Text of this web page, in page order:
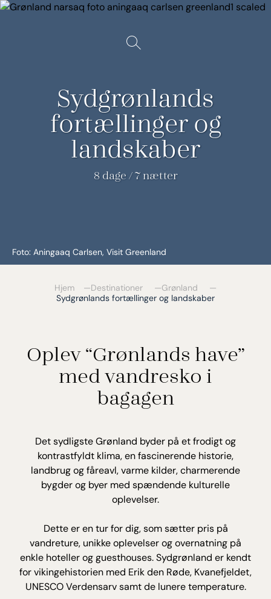
Vis/Skjul
søgning
Foto: Aningaaq Carlsen, Visit Greenland
Sydgrønlands
fortællinger og
landskaber
8 dage / 7 nætter
Hjem Destinationer
Grønland
Sydgrønlands fortællinger og landskaber
Oplev “Grønlands have”
med vandresko i
bagagen
Det sydligste Grønland byder på et frodigt og
kontrastfyldt klima, en fascinerende historie,
landbrug og fåreavl, varme kilder, charmerende
bygder og byer med spændende kulturelle
oplevelser.
Dette er en tur for dig, som sætter pris på
vandreture, unikke oplevelser og overnatning på
enkle hoteller og guesthouses. Sydgrønland er kendt
for vikingehistorien med Erik den Røde, Kvanefjeldet,
UNESCO Verdensarv samt de lunere temperature.